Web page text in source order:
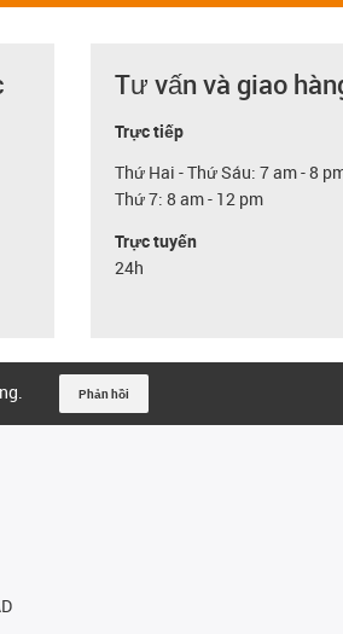
Tư vấn và giao
Trực tiếp
Thứ Hai - Thứ Sáu: 7 am - 8
Thứ 7: 8 am - 12 pm
Trực tuyến
24h
Phản hồi